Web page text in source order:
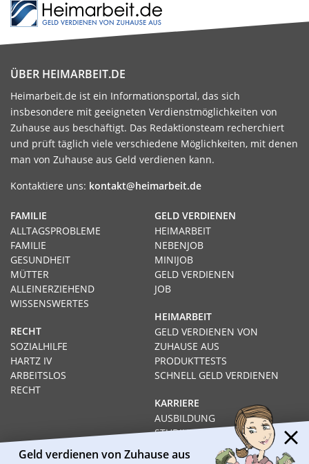
ÜBER HEIMARBEIT.DE
Heimarbeit.de ist ein Informationsportal, das sich
insbesondere mit geeigneten Verdienstmöglichkeiten von
Zuhause aus beschäftigt. Das Redaktionsteam recherchiert
und prüft täglich viele verschiedene Möglichkeiten, mit denen
man von Zuhause aus Geld verdienen kann.
Kontaktiere uns: kontakt@heimarbeit.de
GELD VERDIENEN
HEIMARBEIT
NEBENJOB
MINIJOB
GELD VERDIENEN
JOB
HEIMARBEIT
GELD VERDIENEN VON
ZUHAUSE AUS
PRODUKTTESTS
SCHNELL GELD VERDIENEN
KARRIERE
AUSBILDUNG
STUDIUM
FERNSTUDIUM
FAMILIE
ALLTAGSPROBLEME
FAMILIE
GESUNDHEIT
MÜTTER
ALLEINERZIEHEND
WISSENSWERTES
RECHT
SOZIALHILFE
HARTZ IV
ARBEITSLOS
RECHT
Geld verdienen von Zuhause aus